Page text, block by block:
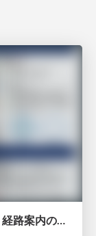
nlp2026 In-Context Learningに基づく経路案内のための地理的知識の活用方法に関する検討